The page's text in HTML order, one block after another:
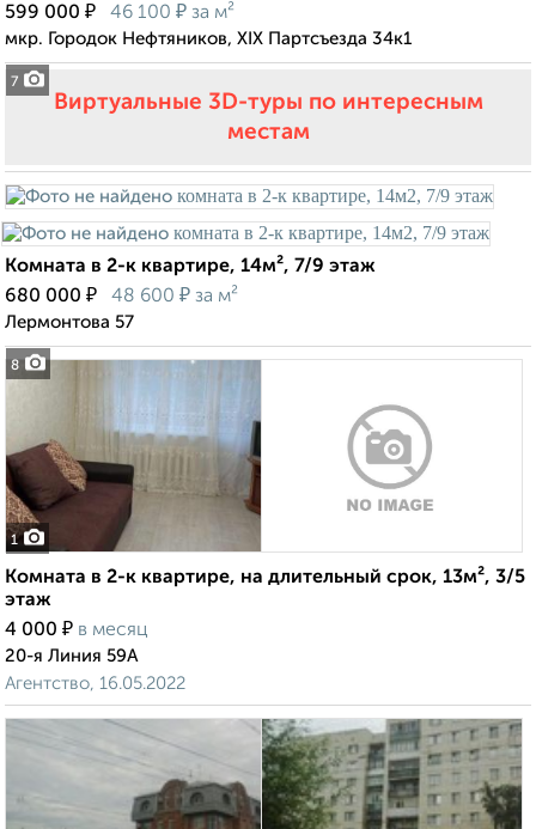
7
599 000 ₽ 46 100 ₽ за м²
мкр. Городок Нефтяников, XIX Партсъезда 34к1
Виртуальные 3D-туры по интересным
местам
8
Комната в 2-к квартире, 14м², 7/9 этаж
680 000 ₽ 48 600 ₽ за м²
Лермонтова 57
1
Комната в 2-к квартире, на длительный срок, 13м², 3/5
этаж
4 000 ₽ в месяц
20-я Линия 59А
Агентство, 16.05.2022